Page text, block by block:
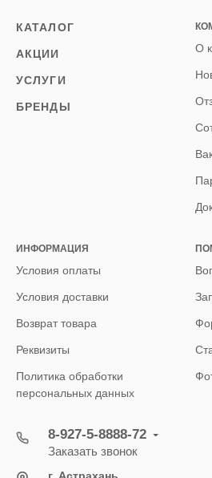
КАТАЛОГ
АКЦИИ
УСЛУГИ
БРЕНДЫ
О
ИНФОРМАЦИЯ
Условия оплаты
Условия доставки
Возврат товара
Реквизиты
Политика обработки
персональных данных
8-927-5-8888-72
Заказать звонок